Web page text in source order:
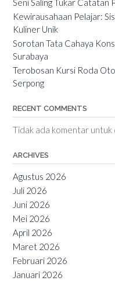
Seni Saling Tukar Catatan
Kewirausahaan Pelajar:
Kuliner Unik
Sorotan Tata Cahaya
Surabaya
Terobosan Kursi Roda
Serpong
RECENT COMMENTS
Tidak ada komentar untuk
ARCHIVES
Agustus 2026
Juli 2026
Juni 2026
Mei 2026
April 2026
Maret 2026
Februari 2026
Januari 2026